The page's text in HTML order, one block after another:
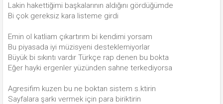
Lakin hakettiğimi başkalarının aldığını gördüğümde
Bi çok gereksiz kara listeme girdi
Emin ol katliam çıkartırım bi kendimi yorsam
Bu piyasada iyi müzisyeni desteklemiyorlar
Büyük bi sıkıntı vardır Türkçe rap denen bu bokta
Eğer hayki ergenler yüzünden sahne terkediyorsa
Agresifim kuzen bu ne boktan sistem s.ktirin
Sayfalara şarkı vermek için para biriktirin